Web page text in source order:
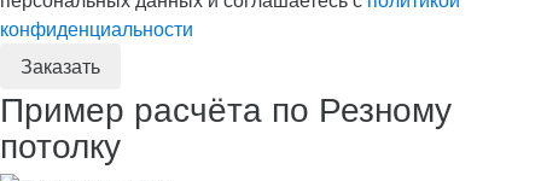
конфиденциальности
Пример расчёта по Резному
потолку